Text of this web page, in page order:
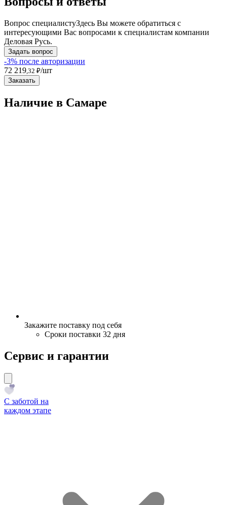
Вопрос специалистуЗдесь Вы можете обратиться с
интересующими Вас вопросами к специалистам компании
Деловая Русь.
Задать вопрос
-3% после авторизации
72 219,32 ₽/шт
Заказать
Наличие в Самарe
Закажите поставку под себя
Сроки поставки 32 дня
Сервис и гарантии
С заботой на
каждом этапе